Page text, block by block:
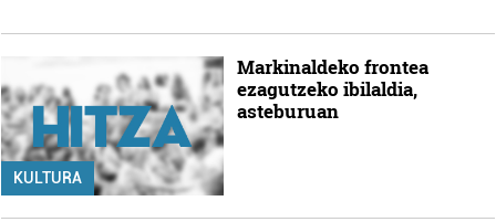
KULTURA
Markinaldeko frontea
ezagutzeko ibilaldia,
asteburuan